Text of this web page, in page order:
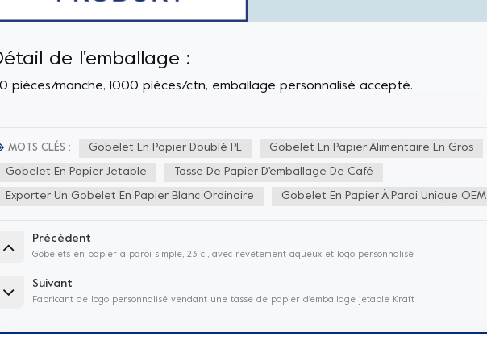
de l'emballage :
pièces/manche, 1000 pièces/ctn, emballage personnalisé accepté.
MOTS CLÉS : Gobelet En Papier Doublé PE Gobelet En Papier Alimentaire En Gros
Gobelet En Papier Jetable Tasse De Papier D'emballage De Café
Exporter Un Gobelet En Papier Blanc Ordinaire Gobelet En Papier À Paroi Unique OEM
Précédent
Gobelets en papier à paroi simple, 23 cl, avec revêtement aqueux et logo personnalisé
Suivant
Fabricant de logo personnalisé vendant une tasse de papier d'emballage jetable Kraft